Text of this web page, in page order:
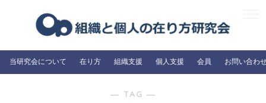
当研究会について 在り方 組織支援 個人支援 会員 お問い合わ
― TAG ―